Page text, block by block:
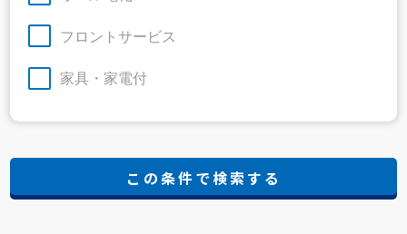
フロントサービス
家具・家電付